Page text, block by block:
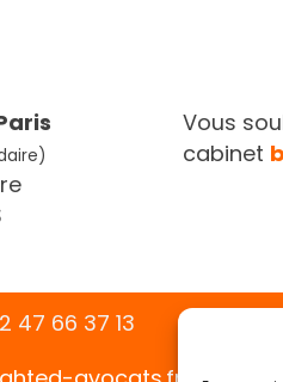
Vous
cabinet
47 66 37 13